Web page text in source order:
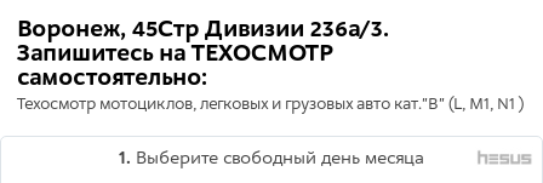
Воронеж, 45Стр Дивизии 236а/3.
Запишитесь на ТЕХОСМОТР
самостоятельно:
Техосмотр мотоциклов, легковых и грузовых авто кат."B" (L, M1, N1 )
1. Выберите свободный день месяца